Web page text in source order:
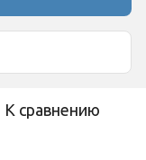
К сравнению